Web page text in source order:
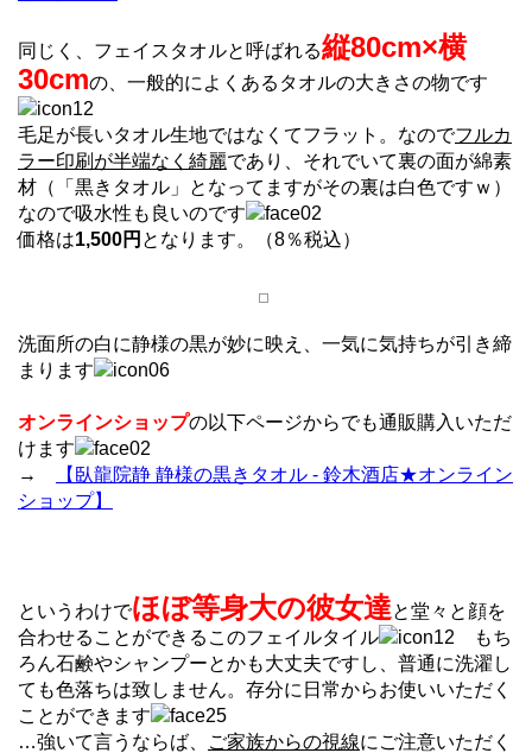
同じく、フェイスタオルと呼ばれる縦80cm×横
30cmの、一般的によくあるタオルの大きさの物です
毛足が長いタオル生地ではなくてフラット。なのでフルカ
ラー印刷が半端なく綺麗であり、それでいて裏の面が綿素
材（「黒きタオル」となってますがその裏は白色ですｗ）
なので吸水性も良いのです
価格は1,500円 となります。（8％税込）
洗面所の白に静様の黒が妙に映え、一気に気持ちが引き締
まります
オンラインショップの以下ページからでも通販購入いただ
けます
→
【臥龍院静 静様の黒きタオル - 鈴木酒店★オンライン
ショップ】
というわけでほぼ等身大の彼女達と堂々と顔を
合わせることができるこのフェイルタイル
もち
ろん石鹸やシャンプーとかも大丈夫ですし、普通に洗濯し
ても色落ちは致しません。存分に日常からお使いいただく
ことができます
…強いて言うならば、
ご家族からの視線にご注意いただく